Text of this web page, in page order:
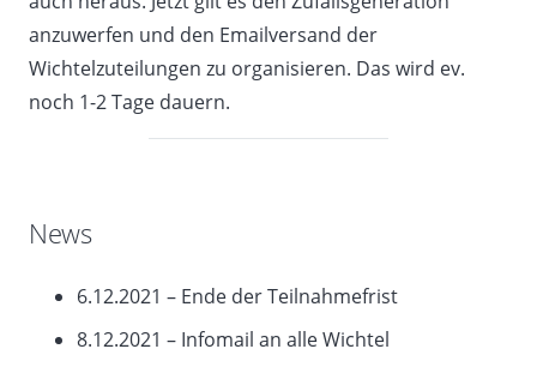
anzuwerfen und den Emailversand der
Wichtelzuteilungen zu organisieren. Das wird ev.
noch 1-2 Tage dauern.
News
6.12.2021 – Ende der Teilnahmefrist
8.12.2021 – Infomail an alle Wichtel